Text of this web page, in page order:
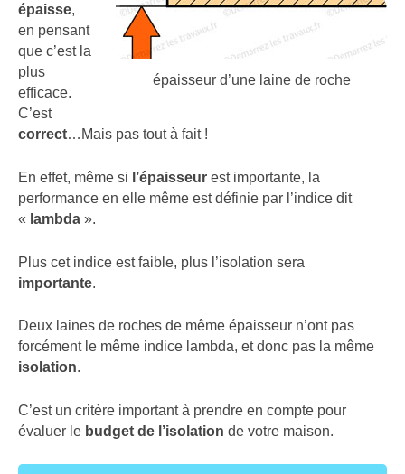
épaisseur d’une laine de roche
épaisse,
en pensant
que c’est la
plus
efficace.
C’est
correct…Mais pas tout à fait !
En effet, même si l’épaisseur est importante, la
performance en elle même est définie par l’indice dit
« lambda ».
Plus cet indice est faible, plus l’isolation sera
importante.
Deux laines de roches de même épaisseur n’ont pas
forcément le même indice lambda, et donc pas la même
isolation.
C’est un critère important à prendre en compte pour
évaluer le budget de l’isolation de votre maison.